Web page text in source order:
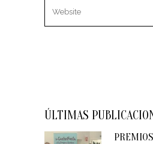
ÚLTIMAS